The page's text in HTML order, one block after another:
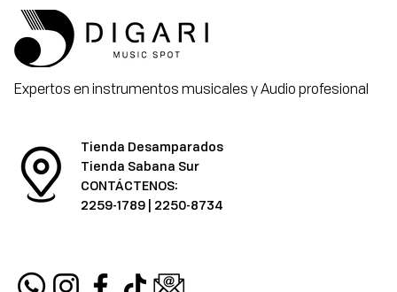
Expertos en instrumentos musicales y Audio profesional
Tienda Desamparados
Tienda Sabana Sur
CONTÁCTENOS:
2259-1789 | 2250-8734